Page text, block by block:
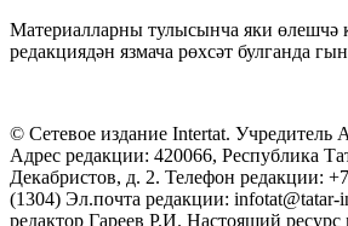
Материалларны тулысынча яки өлешчә
редакциядән язмача рөхсәт булганда
© Сетевое издание Intertat.
Адрес редакции: 420066, Республика
Декабристов, д. 2. Телефон редакции:
(1304) Эл.почта редакции:
редактор Гареев Р.И. Настоящий ресурс